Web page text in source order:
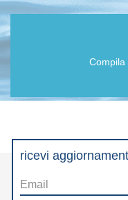
Compila
ricevi
Email